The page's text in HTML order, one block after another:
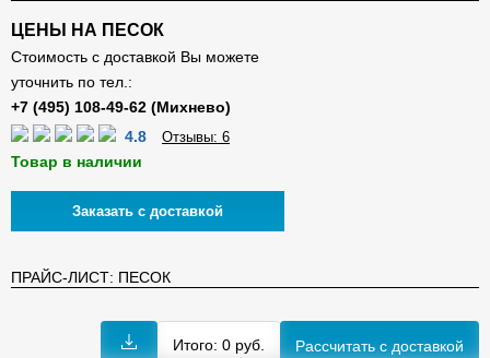
ЦЕНЫ НА ПЕСОК
Стоимость с доставкой Вы можете
уточнить по тел.:
4.8 Отзывы: 6
Товар в наличии
Заказать с доставкой
ПРАЙС-ЛИСТ: ПЕСОК
Итого: 0 руб.